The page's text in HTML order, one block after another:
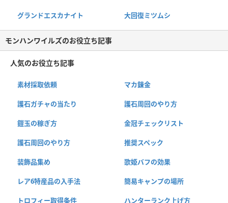
グランドエスカナイト 大回復ミツムシ
モンハンワイルズのお役立ち記事
人気のお役立ち記事
素材採取依頼 マカ錬金
護石ガチャの当たり 護石周回のやり方
鎧玉の稼ぎ方 金冠チェックリスト
護石周回のやり方 推奨スペック
装飾品集め 歌姫バフの効果
レア6特産品の入手法 簡易キャンプの場所
トロフィー取得条件 ハンターランク上げ方